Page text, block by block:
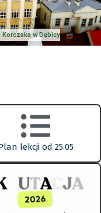
Korczaka w Dębicy
lekcji od 25.05